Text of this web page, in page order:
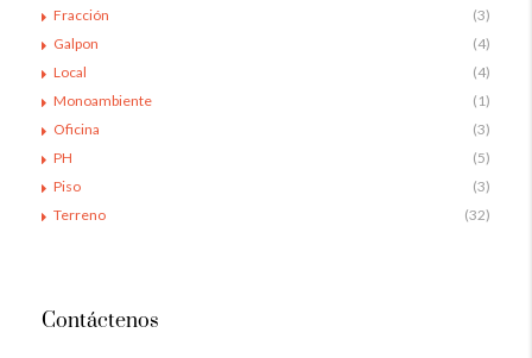
Fracción
(3)
Galpon
(4)
Local
(4)
Monoambiente
(1)
Oficina
(3)
PH
(5)
Piso
(3)
Terreno
(32)
Contáctenos